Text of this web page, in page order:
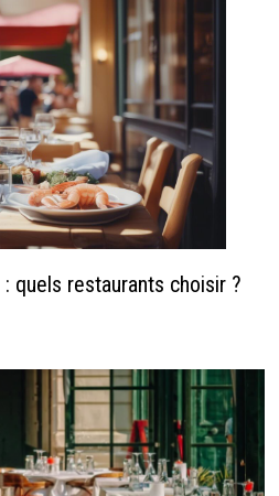
quels restaurants choisir ?